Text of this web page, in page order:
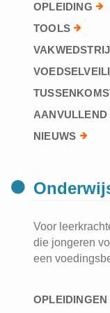
OPLEIDING
TOOLS
AANVULLEND
NIEUWS
Voor
die jongeren
een
OPLEIDINGEN